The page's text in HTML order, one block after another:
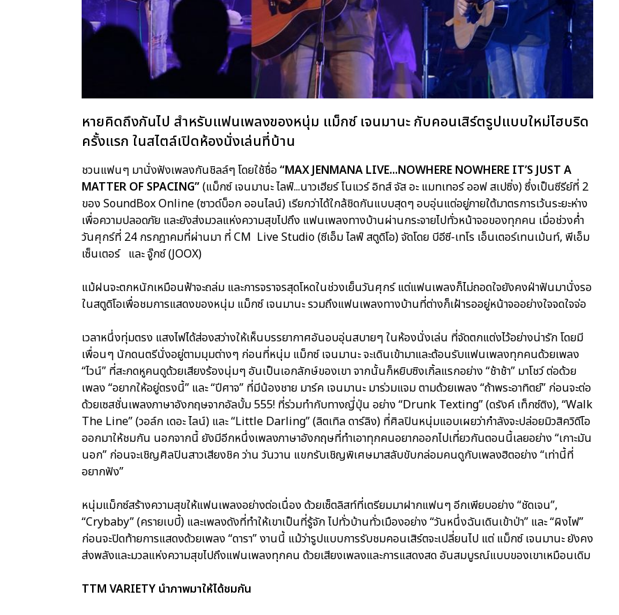
หายคิดถึงกันไป สำหรับแฟนเพลงของหนุ่ม แม็กซ์ เจนมานะ กับคอนเสิร์ตรูปแบบใหม่ไฮบริด
ครั้งแรก ในสไตล์เปิดห้องนั่งเล่นที่บ้าน
ชวนแฟนๆ มานั่งฟังเพลงกันชิลล์ๆ โดยใช้ชื่อ “MAX JENMANA LIVE...NOWHERE NOWHERE IT’S JUST A
MATTER OF SPACING”(แม็กซ์ เจนมานะ ไลฟ์...นาวเฮียร์ โนแวร์ อิทส์ จัส อะ แมทเทอร์ ออฟ สเปซิ่ง) ซึ่งเป็นซีรีย์ที่ 2
ของ SoundBox Online (ซาวด์บ็อก ออนไลน์) เรียกว่าได้ใกล้ชิดกันแบบสุดๆ อบอุ่นแต่อยู่ภายใต้มาตรการเว้นระยะห่าง
เพื่อความปลอดภัย และยังส่งมวลแห่งความสุขไปถึง แฟนเพลงทางบ้านผ่านกระจายไปทั่วหน้าจอของทุกคน เมื่อช่วงค่ำ
วันศุกร์ที่ 24 กรกฎาคมที่ผ่านมา ที่ CM Live Studio (ซีเอ็ม ไลฟ์ สตูดิโอ) จัดโดย บีอีซี-เทโร เอ็นเตอร์เทนเม้นท์, พีเอ็ม
เซ็นเตอร์ และ จู๊กซ์ (JOOX)
แม้ฝนจะตกหนักเหมือนฟ้าจะถล่ม และการจราจรสุดโหดในช่วงเย็นวันศุกร์ แต่แฟนเพลงก็ไม่ถอดใจยังคงฝ่าฟันมานั่งรอ
ในสตูดิโอเพื่อชมการแสดงของหนุ่ม แม็กซ์ เจนมานะ รวมถึงแฟนเพลงทางบ้านที่ต่างก็เฝ้ารออยู่หน้าจออย่างใจจดใจจ่อ
เวลาหนึ่งทุ่มตรง แสงไฟได้ส่องสว่างให้เห็นบรรยากาศอันอบอุ่นสบายๆ ในห้องนั่งเล่น ที่จัดตกแต่งไว้อย่างน่ารัก โดยมี
เพื่อนๆ นักดนตรีนั่งอยู่ตามมุมต่างๆ ก่อนที่หนุ่ม แม็กซ์ เจนมานะ จะเดินเข้ามาและต้อนรับแฟนเพลงทุกคนด้วยเพลง
“ไวน์” ที่สะกดหูคนดูด้วยเสียงร้องนุ่มๆ อันเป็นเอกลักษ์ของเขา จากนั้นก็หยิบซิงเกิ้ลแรกอย่าง “ช้าช้า” มาโชว์ ต่อด้วย
เพลง “อยากให้อยู่ตรงนี้” และ “ปีศาจ” ที่มีน้องชาย มาร์ค เจนมานะ มาร่วมแจม ตามด้วยเพลง “ถ้าพระอาทิตย์” ก่อนจะต่อ
ด้วยเซสชั่นเพลงภาษาอังกฤษจากอัลบั้ม 555! ที่ร่วมทำกับทางญี่ปุ่น อย่าง “Drunk Texting” (ดรังค์ เท็กซ์ติง), “Walk
The Line” (วอล์ก เดอะ ไลน์) และ “Little Darling” (ลิตเทิล ดาร์ลิง) ที่ศิลปินหนุ่มแอบเผยว่ากำลังจะปล่อยมิวสิควิดีโอ
ออกมาให้ชมกัน นอกจากนี้ ยังมีอีกหนึ่งเพลงภาษาอังกฤษที่ทำเอาทุกคนอยากออกไปเที่ยวกันตอนนี้เลยอย่าง “เกาะมัน
นอก” ก่อนจะเชิญศิลปินสาวเสียงชิค ว่าน วันวาน แขกรับเชิญพิเศษมาสลับขับกล่อมคนดูกับเพลงฮิตอย่าง “เท่านี้ที่
อยากฟัง”
หนุ่มแม็กซ์สร้างความสุขให้แฟนเพลงอย่างต่อเนื่อง ด้วยเซ็ตลิสท์ที่เตรียมมาฝากแฟนๆ อีกเพียบอย่าง “ชัดเจน”,
“Crybaby” (ครายเบบี้) และเพลงดังที่ทำให้เขาเป็นที่รู้จัก ไปทั่วบ้านทั่วเมืองอย่าง “วันหนึ่งฉันเดินเข้าป่า” และ “ผิงไฟ”
ก่อนจะปิดท้ายการแสดงด้วยเพลง “ดารา” งานนี้ แม้ว่ารูปแบบการรับชมคอนเสิร์ตจะเปลี่ยนไป แต่ แม็กซ์ เจนมานะ ยังคง
ส่งพลังและมวลแห่งความสุขไปถึงแฟนเพลงทุกคน ด้วยเสียงเพลงและการแสดงสด อันสมบูรณ์แบบของเขาเหมือนเดิม
TTM VARIETY นำภาพมาให้ได้ชมกัน